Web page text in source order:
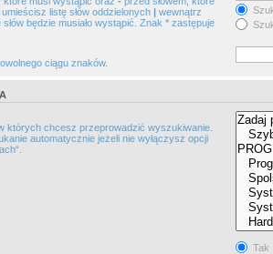
listę słów oddzielonych | wewnątrz
będzie musiało wystąpić. Znak * zastępuje
ciągu znaków.
których chcesz przeprowadzić wyszukiwanie.
automatycznie jeżeli nie wyłączysz opcji
Tak